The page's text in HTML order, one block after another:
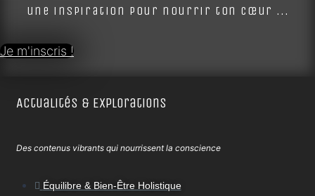
une inspiration pour nourrir ton cœur ...
Je m'inscris !
Actualités & Explorations
Des contenus vibrants qui nourrissent la conscience
Équilibre & Bien-Être Holistique